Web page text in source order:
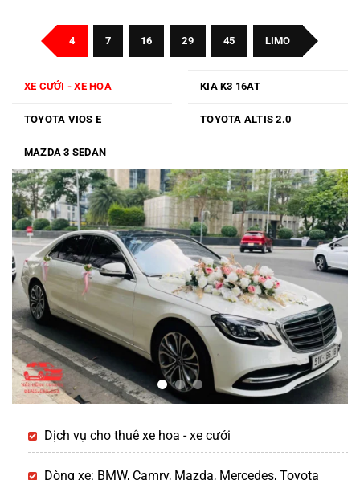
Đi
4 7 16 29 45 LIMO
XE CƯỚI - XE HOA KIA K3 16AT
TOYOTA VIOS E TOYOTA ALTIS 2.0
MAZDA 3 SEDAN
Dịch vụ cho thuê xe hoa - xe cưới
Dòng xe: BMW, Camry, Mazda, Mercedes, Toyota